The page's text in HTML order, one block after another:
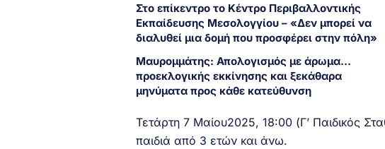
Στο επίκεντρο το Κέντρο Περιβαλλοντικής
Εκπαίδευσης Μεσολογγίου – «Δεν μπορεί να
διαλυθεί μια δομή που προσφέρει στην πόλη»
Μαυρομμάτης: Απολογισμός με άρωμα…
προεκλογικής εκκίνησης και ξεκάθαρα
μηνύματα προς κάθε κατεύθυνση
Τετάρτη 7 Μαίου2025, 18:00 (Γ’ Παιδικός
παιδιά από 3 ετών και άνω.